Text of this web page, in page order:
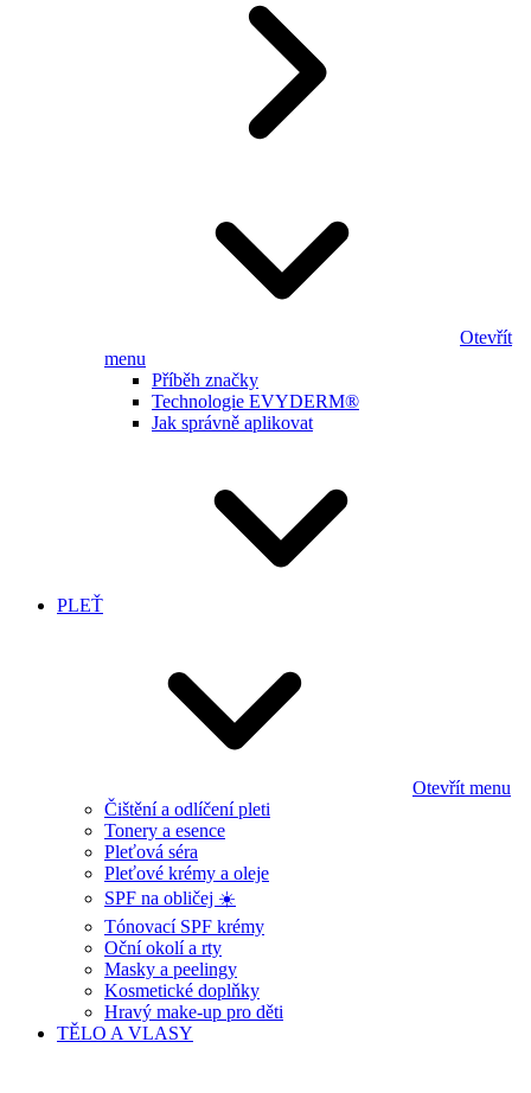
Otevřít
menu
Příběh značky
Technologie EVYDERM®
Jak správně aplikovat
PLEŤ
Otevřít menu
Čištění a odlíčení pleti
Tonery a esence
Pleťová séra
Pleťové krémy a oleje
SPF na obličej ☀️
Tónovací SPF krémy
Oční okolí a rty
Masky a peelingy
Kosmetické doplňky
Hravý make-up pro děti
TĚLO A VLASY